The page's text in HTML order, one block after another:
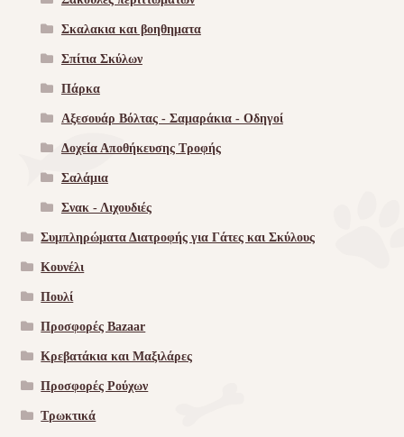
Σκαλακια και βοηθηματα
Σπίτια Σκύλων
Πάρκα
Αξεσουάρ Βόλτας - Σαμαράκια - Οδηγοί
Δοχεία Αποθήκευσης Τροφής
Σαλάμια
Σνακ - Λιχουδιές
Συμπληρώματα Διατροφής για Γάτες και Σκύλους
Κουνέλι
Πουλί
Προσφορές Bazaar
Κρεβατάκια και Μαξιλάρες
Προσφορές Ρούχων
Τρωκτικά